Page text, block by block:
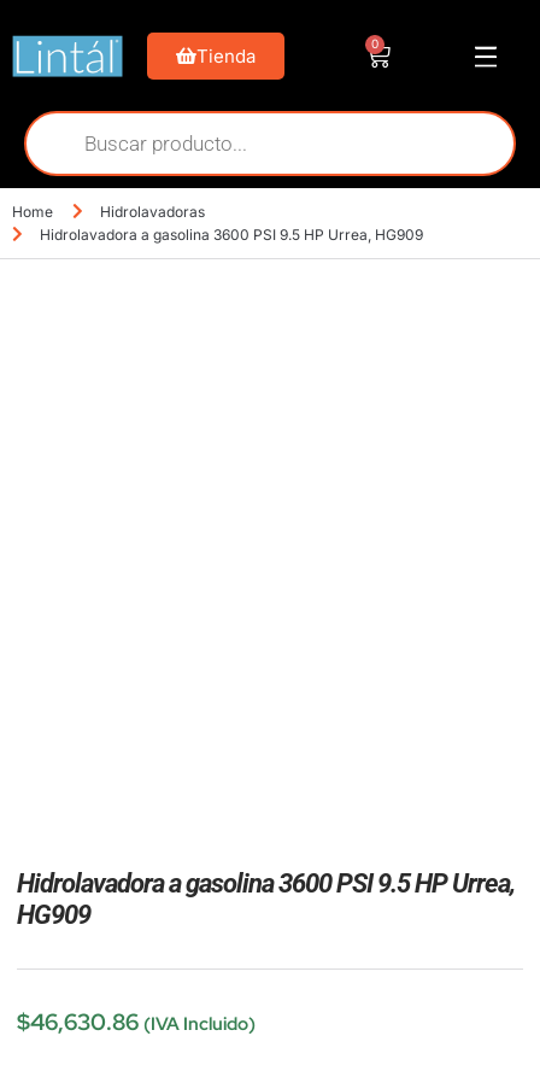
Tienda
0
Home
Hidrolavadoras
Hidrolavadora a gasolina 3600 PSI 9.5 HP Urrea, HG909
Hidrolavadora a gasolina 3600 PSI 9.5 HP Urrea,
HG909
$46,630.86 (IVA Incluido)